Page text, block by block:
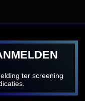
ter screening